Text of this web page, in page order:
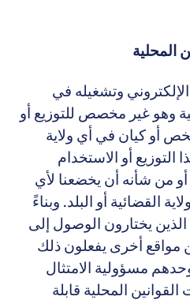
وتشغيله في
وهو غير مخصص للتوزيع أو
كيان في أي ولاية
أو الاستخدام
من شأنه أن يخضعنا لأي
أو البلد. وبناءً
يختارون الوصول إلى
أخرى يفعلون ذلك
مسؤولية الامتثال
المحلية قابلة